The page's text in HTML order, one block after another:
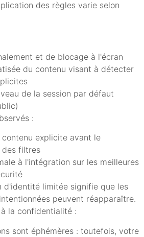
des règles varie selon
et de blocage à l'écran
du contenu visant à détecter
de la session par défaut
:
explicite avant le
des filtres
à l'intégration sur les meilleures
d'identité limitée signifie que les
peuvent réapparaître.
la confidentialité :
sont éphémères : toutefois, votre